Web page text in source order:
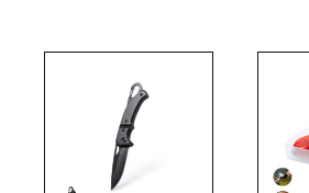
página
producto
producto
tiene
múltiples